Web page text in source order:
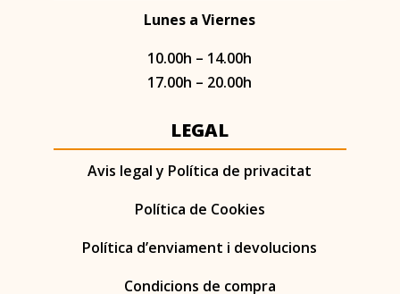
Lunes a Viernes
10.00h – 14.00h
17.00h – 20.00h
LEGAL
Avis legal y Política de privacitat
Política de Cookies
Política d’enviament i devolucions
Condicions de compra